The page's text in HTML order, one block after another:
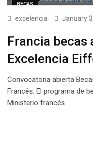
BECAS
excelencia January
Francia becas
Excelencia
Convocatoria abierta
Francés. El programa de
Ministerio francés…